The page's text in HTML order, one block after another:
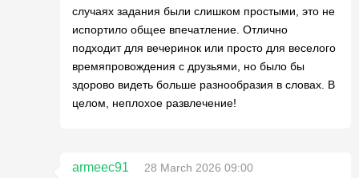
случаях задания были слишком простыми, это не
испортило общее впечатление. Отлично
подходит для вечеринок или просто для веселого
времяпровождения с друзьями, но было бы
здорово видеть больше разнообразия в словах. В
целом, неплохое развлечение!
armeec91
28 March 2026 09:00